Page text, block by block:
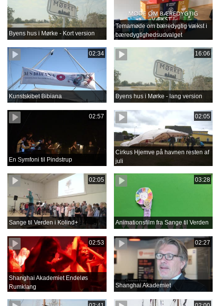
Byens hus i Mørke - Kort version
Temamøde om bæredygtig vækst i
bæredygtighedsudvalget
02:34
Kunstskibet Bibiana
16:06
Byens hus i Mørke - lang version
02:57
En Symfoni til Pindstrup
02:05
Cirkus Hjemve på havnen resten af
juli
02:05
Sange til Verden i Kolind+
03:28
Animationsfilm fra Sange til Verden
02:53
Shanghai Akademiet Endeløs
Rumklang
02:27
Shanghai Akademiet